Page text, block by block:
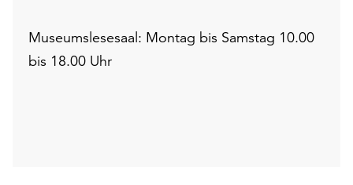
Museumslesesaal: Montag bis Samstag 10.00
bis 18.00 Uhr